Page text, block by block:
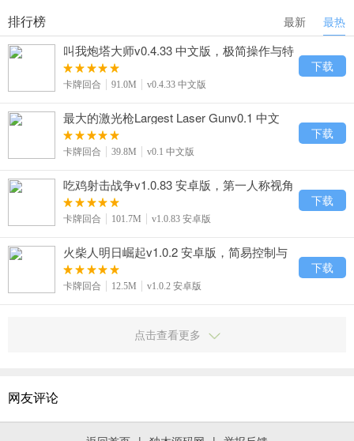
最新 最热
排行榜
叫我炮塔大师v0.4.33 中文版，极简操作与特
效火力爽快体验
卡牌回合 91.0M v0.4.33 中文版
下载
最大的激光枪Largest Laser Gunv0.1 中文
版，能量控制与穿透物体高效获奖励
卡牌回合 39.8M v0.1 中文版
下载
吃鸡射击战争v1.0.83 安卓版，第一人称视角
与海陆空载具全体验
卡牌回合 101.7M v1.0.83 安卓版
下载
火柴人明日崛起v1.0.2 安卓版，简易控制与
脑洞解谜巧妙通关
卡牌回合 12.5M v1.0.2 安卓版
下载
点击查看更多
网友评论